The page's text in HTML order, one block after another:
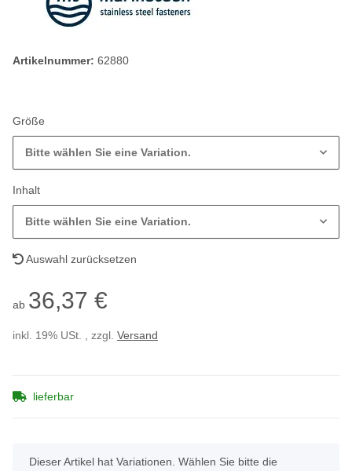
Artikelnummer: 62880
Größe
Bitte wählen Sie eine Variation.
Inhalt
Bitte wählen Sie eine Variation.
Auswahl zurücksetzen
ab 36,37 €
inkl. 19% USt. , zzgl. Versand
lieferbar
x
Dieser Artikel hat Variationen. Wählen Sie bitte die